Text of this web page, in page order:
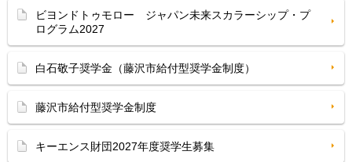
ビヨンドトゥモロー ジャパン未来スカラーシップ・プ
ログラム2027
白石敬子奨学金（藤沢市給付型奨学金制度）
藤沢市給付型奨学金制度
キーエンス財団2027年度奨学生募集